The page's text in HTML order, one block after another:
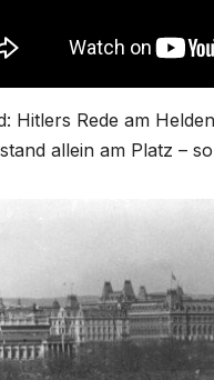
Hitlers Rede am
allein am Platz –